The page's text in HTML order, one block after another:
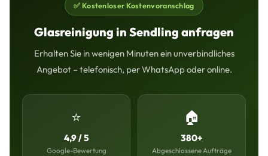
✅ Kostenloser Kostenvoranschlag
Glasreinigung in Sendling anfragen
Erhalten Sie in wenigen Minuten ein unverbindliches
Angebot – telefonisch, per WhatsApp oder online.
⭐
4,9 / 5
Google-Bewertung
🏠
380+
Abgeschlossene Aufträge